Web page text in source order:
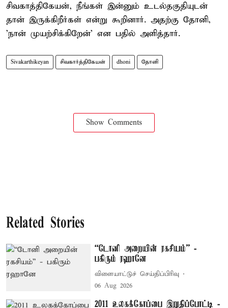
சிவகாத்திகேயன், நீங்கள் இன்னும் உடல்தகுதியுடன்
தான் இருக்கிறீர்கள் என்று கூறினார். அதற்கு தோனி,
'நான் முயற்சிக்கிறேன்' என பதில் அளித்தார்.
Sivakarthikeyan சிவகார்த்திகேயன் dhoni தோனி
Show Comments
Related Stories
“டோனி அறையின் ரகசியம்” -
பகிரும் ரஹானே
விளையாட்டுச் செய்திப்பிரிவு
06 Aug 2026
2011 உலகக்கோப்பை இறுதிப்போட்டி -